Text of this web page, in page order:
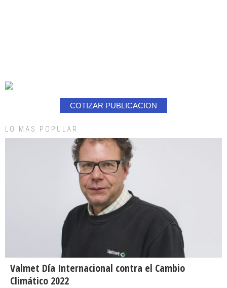
COTIZAR PUBLICACION
LO MAS POPULAR
Valmet Día Internacional contra el Cambio
Climático 2022